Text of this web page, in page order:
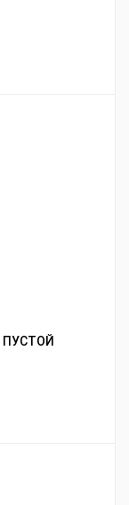
ПУСТОЙ